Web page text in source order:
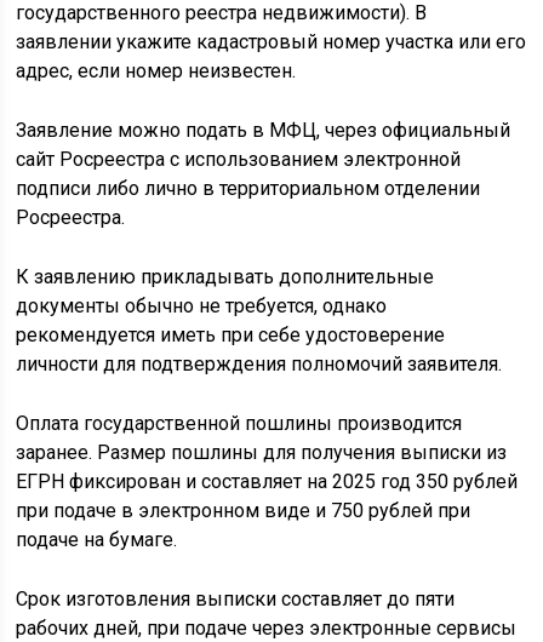
государственного реестра недвижимости). В
заявлении укажите кадастровый номер участка или его
адрес, если номер неизвестен.
Заявление можно подать в МФЦ, через официальный
сайт Росреестра с использованием электронной
подписи либо лично в территориальном отделении
Росреестра.
К заявлению прикладывать дополнительные
документы обычно не требуется, однако
рекомендуется иметь при себе удостоверение
личности для подтверждения полномочий заявителя.
Оплата государственной пошлины производится
заранее. Размер пошлины для получения выписки из
ЕГРН фиксирован и составляет на 2025 год 350 рублей
при подаче в электронном виде и 750 рублей при
подаче на бумаге.
Срок изготовления выписки составляет до пяти
рабочих дней, при подаче через электронные сервисы